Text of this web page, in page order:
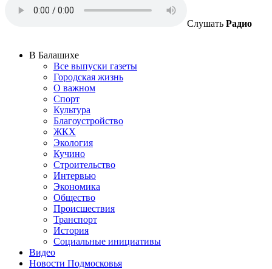
Слушать Радио
В Балашихе
Все выпуски газеты
Городская жизнь
О важном
Спорт
Культура
Благоустройство
ЖКХ
Экология
Кучино
Строительство
Интервью
Экономика
Общество
Происшествия
Транспорт
История
Социальные инициативы
Видео
Новости Подмосковья